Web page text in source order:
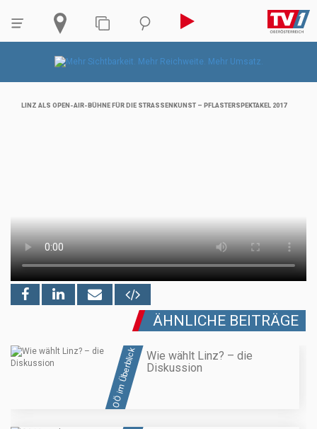
LINZ ALS OPEN-AIR-BÜHNE FÜR DIE STRASSENKUNST – PFLASTERSPEKTAKEL 2017
ÄHNLICHE BEITRÄGE
OÖ im Überblick
Wie wählt Linz? – die
Diskussion